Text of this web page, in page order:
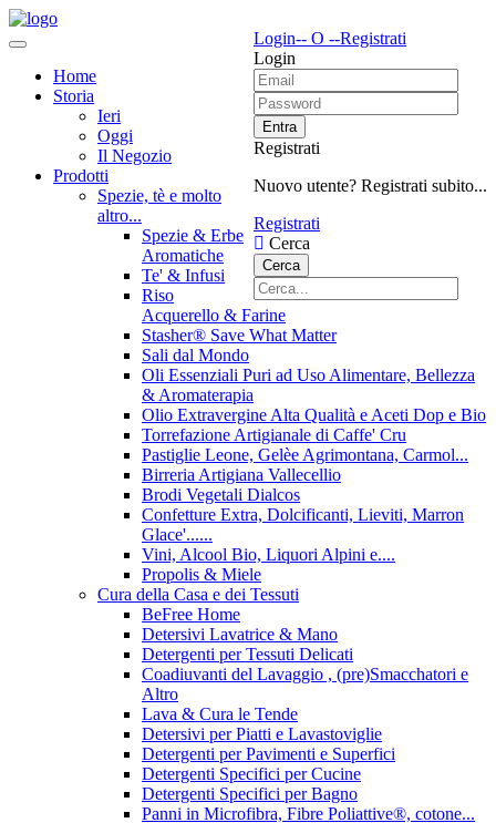
Login-- O --Registrati
Login
Entra
Registrati
Nuovo utente? Registrati subito...
Registrati
Cerca
Cerca
Home
Storia
Ieri
Oggi
Il Negozio
Prodotti
Spezie, tè e molto
altro...
Spezie & Erbe
Aromatiche
Te' & Infusi
Riso
Acquerello & Farine
Stasher®️ Save What Matter
Sali dal Mondo
Oli Essenziali Puri ad Uso Alimentare, Bellezza
& Aromaterapia
Olio Extravergine Alta Qualità e Aceti Dop e Bio
Torrefazione Artigianale di Caffe' Cru
Pastiglie Leone, Gelèe Agrimontana, Carmol...
Birreria Artigiana Vallecellio
Brodi Vegetali Dialcos
Confetture Extra, Dolcificanti, Lieviti, Marron
Glace'......
Vini, Alcool Bio, Liquori Alpini e....
Propolis & Miele
Cura della Casa e dei Tessuti
BeFree Home
Detersivi Lavatrice & Mano
Detergenti per Tessuti Delicati
Coadiuvanti del Lavaggio , (pre)Smacchatori e
Altro
Lava & Cura le Tende
Detersivi per Piatti e Lavastoviglie
Detergenti per Pavimenti e Superfici
Detergenti Specifici per Cucine
Detergenti Specifici per Bagno
Panni in Microfibra, Fibre Poliattive®, cotone...